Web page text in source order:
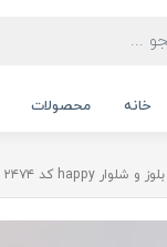
خانه محصولات
بلوز و شلوار happy کد ۲۴۷۴